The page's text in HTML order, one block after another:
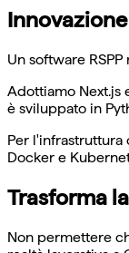
Un software
Adottiamo Next.js
è sviluppato in
Per
Docker e
Trasforma
Non permettere